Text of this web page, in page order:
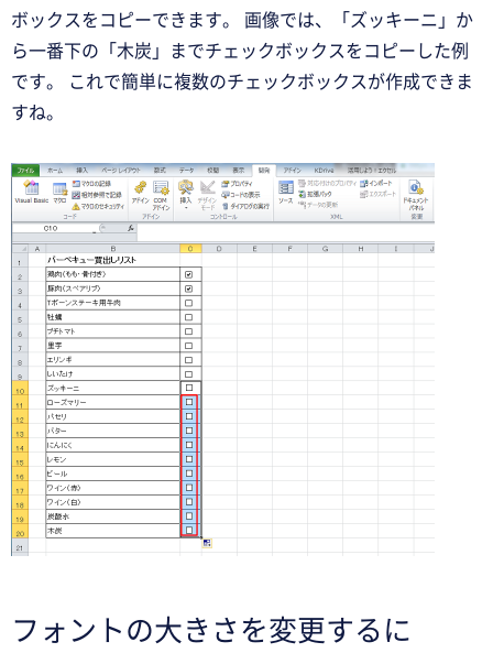
ボックスをコピーできます。 画像では、「ズッキーニ」か
ら一番下の「木炭」までチェックボックスをコピーした例
です。 これで簡単に複数のチェックボックスが作成できま
すね。
フォントの大きさを変更するに